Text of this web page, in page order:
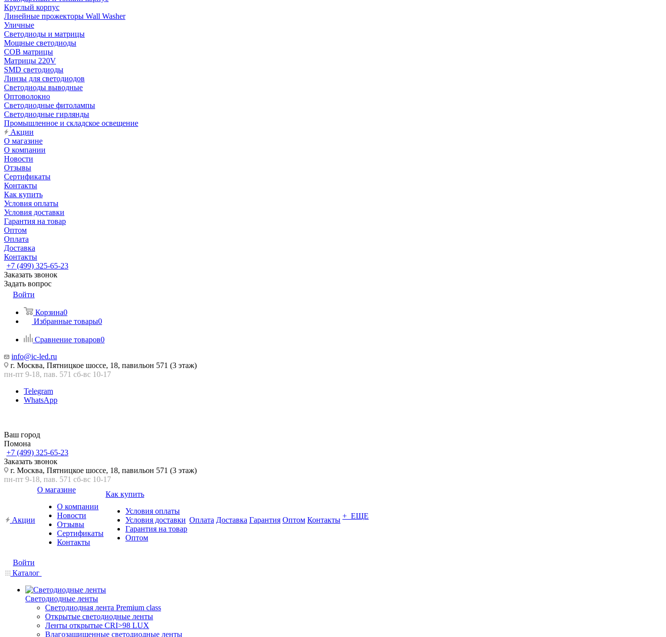
Круглый корпус
Линейные прожекторы Wall Washer
Уличные
Светодиоды и матрицы
Мощные светодиоды
COB матрицы
Матрицы 220V
SMD светодиоды
Линзы для светодиодов
Светодиоды выводные
Оптоволокно
Светодиодные фитолампы
Светодиодные гирлянды
Промышленное и складское освещение
Акции
О магазине
О компании
Новости
Отзывы
Сертификаты
Контакты
Как купить
Условия оплаты
Условия доставки
Гарантия на товар
Оптом
Оплата
Доставка
Контакты
+7 (499) 325-65-23
Заказать звонок
Задать вопрос
Войти
Корзина0
Избранные товары0
Сравнение товаров0
info@ic-led.ru
г. Москва, Пятницкое шоссе, 18, павильон 571 (3 этаж)
пн-пт 9-18, пав. 571 сб-вс 10-17
Telegram
WhatsApp
Ваш город
Помона
+7 (499) 325-65-23
Заказать звонок
г. Москва, Пятницкое шоссе, 18, павильон 571 (3 этаж)
пн-пт 9-18, пав. 571 сб-вс 10-17
Акции
О магазине
О компании
Новости
Отзывы
Сертификаты
Контакты
Как купить
Условия оплаты
Условия доставки
Гарантия на товар
Оптом
Оплата Доставка Гарантия Оптом Контакты + ЕЩЕ
Войти
Каталог
Светодиодные ленты
Светодиодная лента Premium class
Открытые светодиодные ленты
Ленты открытые CRI>98 LUX
Влагозащищенные светодиодные ленты